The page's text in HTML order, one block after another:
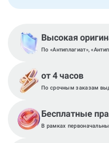
Высокая
По «Антиплагиат»,
от 4 часов
По срочным заказам
Бесплатные
В рамках